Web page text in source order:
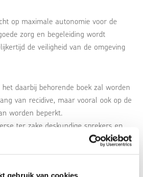
gebruik van cookies
op maximale autonomie voor de
zorg en begeleiding wordt
de veiligheid van de omgeving
daarbij behorende boek zal worden
van recidive, maar vooral ook op de
worden beperkt.
ter zake deskundige sprekers en
op specifiek te onderscheiden